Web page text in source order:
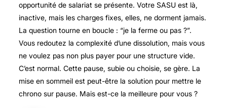
opportunité de salariat se présente. Votre SASU est là,
inactive, mais les charges fixes, elles, ne dorment jamais.
La question tourne en boucle : “je la ferme ou pas ?”.
Vous redoutez la complexité d’une dissolution, mais vous
ne voulez pas non plus payer pour une structure vide.
C’est normal. Cette pause, subie ou choisie, se gère. La
mise en sommeil est peut-être la solution pour mettre le
chrono sur pause. Mais est-ce la meilleure pour vous ?